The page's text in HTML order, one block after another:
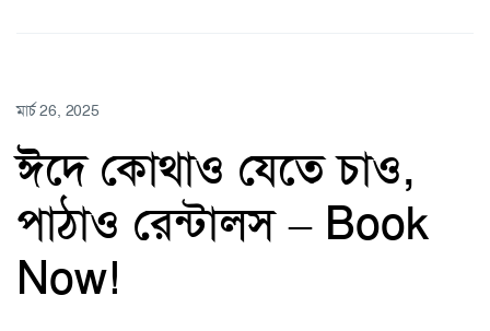
মার্চ 26, 2025
ঈদে কোথাও যেতে চাও,
পাঠাও রেন্টালস – Book
Now!